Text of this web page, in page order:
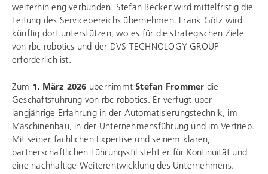
weiterhin eng verbunden. Stefan Becker wird mittelfristig die
Leitung des Servicebereichs übernehmen. Frank Götz wird
künftig dort unterstützen, wo es für die strategischen Ziele
von rbc robotics und der DVS TECHNOLOGY GROUP
erforderlich ist.
Zum 1. März 2026 übernimmt Stefan Frommer die
Geschäftsführung von rbc robotics. Er verfügt über
langjährige Erfahrung in der Automatisierungstechnik, im
Maschinenbau, in der Unternehmensführung und im Vertrieb.
Mit seiner fachlichen Expertise und seinem klaren,
partnerschaftlichen Führungsstil steht er für Kontinuität und
eine nachhaltige Weiterentwicklung des Unternehmens.